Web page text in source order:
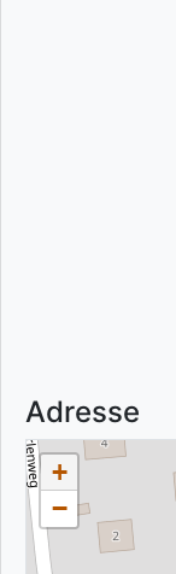
Adresse
+
−